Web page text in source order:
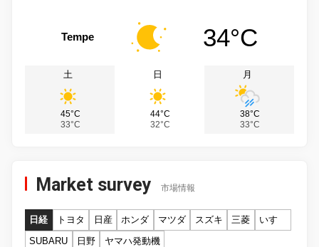
Tempe 34°C
土
45°C
33°C
日
44°C
32°C
月
38°C
33°C
Market survey 市場情報
日経 トヨタ 日産 ホンダ マツダ スズキ 三菱
いすゞ
SUBARU
日野 ヤマハ発動機